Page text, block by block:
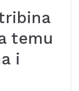
temu
i